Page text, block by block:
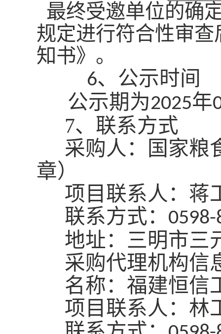
最终受邀单位的确
规定进行符合性审
知书》。
6、公示时间
公示期为2025年
7、联系方式
采购人：国家粮
章）
项目联系人：蒋
联系方式：
地址：三明市三
采购代理机构信
名称：福建恒信
项目联系人：林